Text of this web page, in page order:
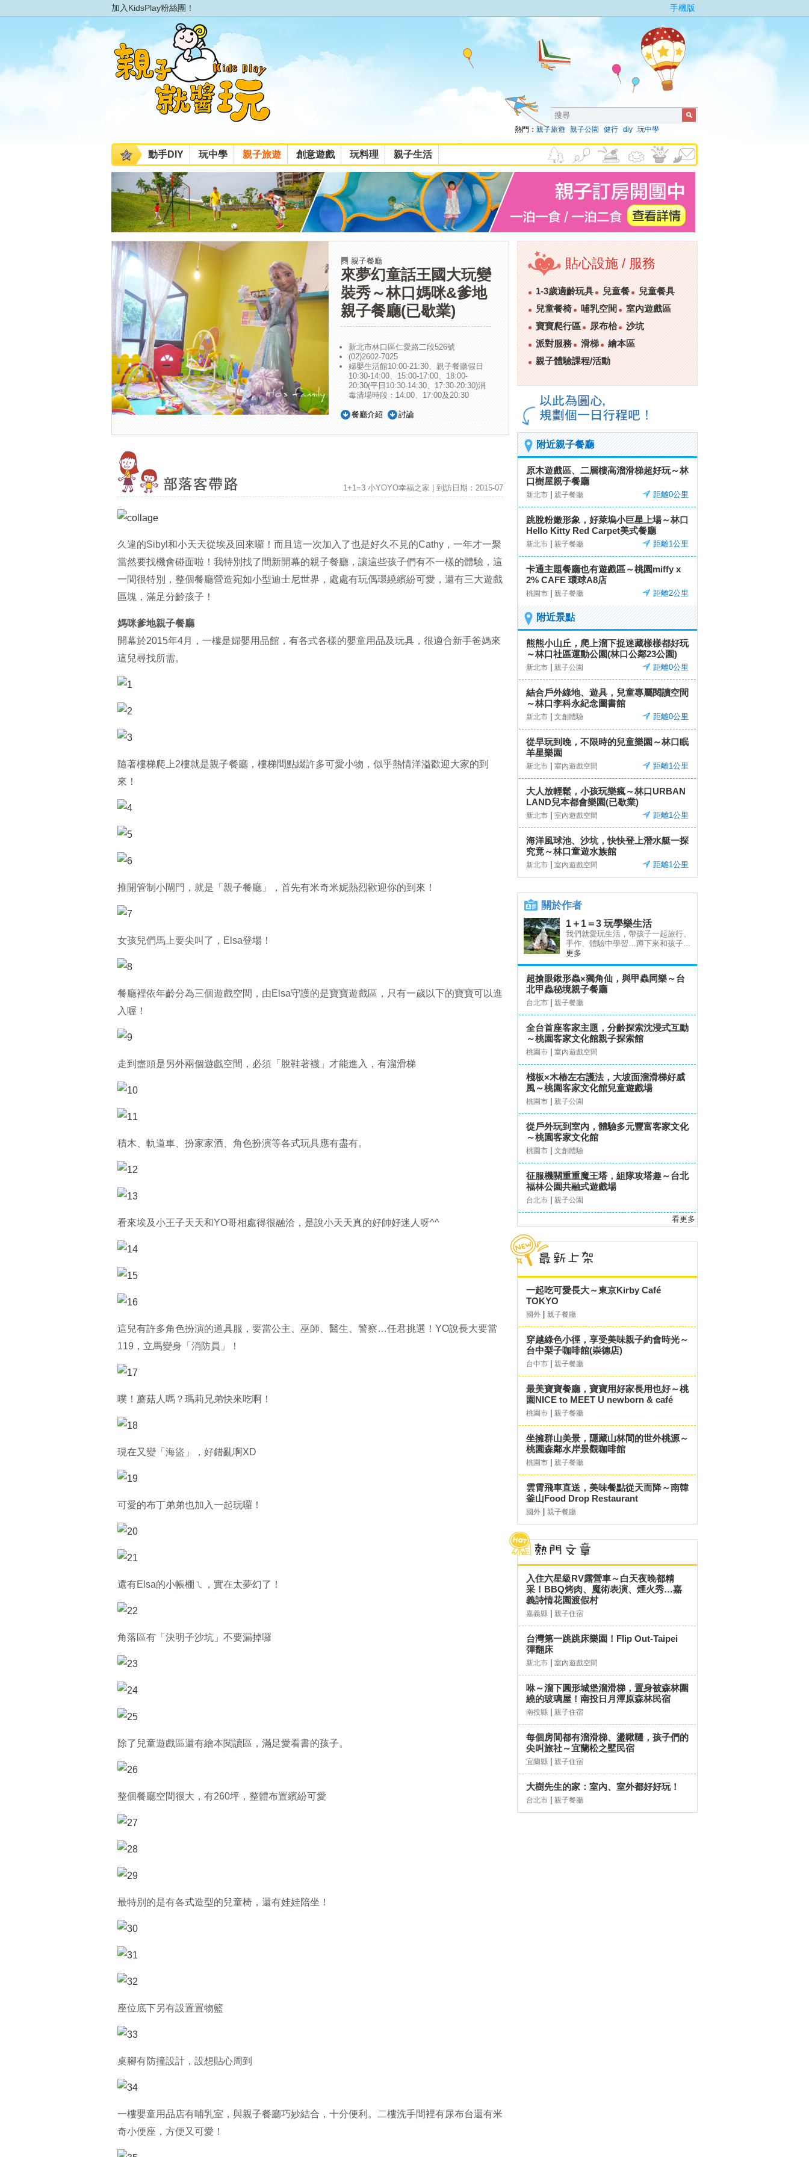
加入KidsPlay粉絲團！ 手機版
熱門： 親子旅遊 親子公園 健行 diy 玩中學
動手DIY 玩中學 親子旅遊 創意遊戲 玩料理 親子生活
親子餐廳
來夢幻童話王國大玩變
裝秀～林口媽咪&爹地
親子餐廳(已歇業)
新北市林口區仁愛路二段526號
(02)2602-7025
婦嬰生活館10:00-21:30、親子餐廳假日
10:30-14:00、15:00-17:00、18:00-
20:30(平日10:30-14:30、17:30-20:30)消
毒清場時段：14:00、17:00及20:30
餐廳介紹 討論
1+1=3 小YOYO幸福之家 | 到訪日期：2015-07
久違的Sibyl和小天天從埃及回來囉！而且這一次加入了也是好久不見的Cathy，一年才一聚
當然要找機會碰面啦！我特別找了間新開幕的親子餐廳，讓這些孩子們有不一樣的體驗，這
一間很特別，整個餐廳營造宛如小型迪士尼世界，處處有玩偶環繞繽紛可愛，還有三大遊戲
區塊，滿足分齡孩子！
媽咪爹地親子餐廳
開幕於2015年4月，一樓是婦嬰用品館，有各式各樣的嬰童用品及玩具，很適合新手爸媽來
這兒尋找所需。
隨著樓梯爬上2樓就是親子餐廳，樓梯間點綴許多可愛小物，似乎熱情洋溢歡迎大家的到
來！
推開管制小閘門，就是「親子餐廳」，首先有米奇米妮熱烈歡迎你的到來！
女孩兒們馬上要尖叫了，Elsa登場！
餐廳裡依年齡分為三個遊戲空間，由Elsa守護的是寶寶遊戲區，只有一歲以下的寶寶可以進
入喔！
走到盡頭是另外兩個遊戲空間，必須「脫鞋著襪」才能進入，有溜滑梯
積木、軌道車、扮家家酒、角色扮演等各式玩具應有盡有。
看來埃及小王子天天和YO哥相處得很融洽，是說小天天真的好帥好迷人呀^^
這兒有許多角色扮演的道具服，要當公主、巫師、醫生、警察…任君挑選！YO說長大要當
119，立馬變身「消防員」！
噗！蘑菇人嗎？瑪莉兄弟快來吃啊！
現在又變「海盜」，好錯亂啊XD
可愛的布丁弟弟也加入一起玩囉！
還有Elsa的小帳棚ㄟ，實在太夢幻了！
角落區有「決明子沙坑」不要漏掉囉
除了兒童遊戲區還有繪本閱讀區，滿足愛看書的孩子。
整個餐廳空間很大，有260坪，整體布置繽紛可愛
最特別的是有各式造型的兒童椅，還有娃娃陪坐！
座位底下另有設置置物籃
桌腳有防撞設計，設想貼心周到
一樓嬰童用品店有哺乳室，與親子餐廳巧妙結合，十分便利。二樓洗手間裡有尿布台還有米
奇小便座，方便又可愛！
貼心設施 / 服務
1-3歲適齡玩具 兒童餐
兒童餐具
兒童餐椅
哺乳空間
室內遊戲區
寶寶爬行區
尿布枱
沙坑
派對服務
滑梯
繪本區
親子體驗課程/活動
附近親子餐廳
原木遊戲區、二層樓高溜滑梯超好玩～林
口樹屋親子餐廳
新北市 親子餐廳 距離0公里
跳脫粉嫩形象，好萊塢小巨星上場～林口
Hello Kitty Red Carpet美式餐廳
新北市 親子餐廳 距離1公里
卡通主題餐廳也有遊戲區～桃園miffy x
2% CAFE 環球A8店
桃園市 親子餐廳 距離2公里
附近景點
熊熊小山丘，爬上溜下捉迷藏樣樣都好玩
～林口社區運動公園(林口公鄰23公園)
新北市 親子公園 距離0公里
結合戶外綠地、遊具，兒童專屬閱讀空間
～林口李科永紀念圖書館
新北市 文創體驗 距離0公里
從早玩到晚，不限時的兒童樂園～林口眠
羊星樂園
新北市 室內遊戲空間 距離1公里
大人放輕鬆，小孩玩樂瘋～林口URBAN
LAND兒本都會樂園(已歇業)
新北市 室內遊戲空間 距離1公里
海洋風球池、沙坑，快快登上潛水艇一探
究竟～林口童遊水族館
新北市 室內遊戲空間 距離1公里
關於作者
1＋1＝3 玩學樂生活
我們就愛玩生活，帶孩子一起旅行、
手作、體驗中學習…蹲下來和孩子...
更多
超搶眼鍬形蟲×獨角仙，與甲蟲同樂～台
北甲蟲秘境親子餐廳
台北市 親子餐廳
全台首座客家主題，分齡探索沈浸式互動
～桃園客家文化館親子探索館
桃園市 室內遊戲空間
棧板×木樁左右護法，大坡面溜滑梯好威
風～桃園客家文化館兒童遊戲場
桃園市 親子公園
從戶外玩到室內，體驗多元豐富客家文化
～桃園客家文化館
桃園市 文創體驗
征服機關重重魔王塔，組隊攻塔趣～台北
福林公園共融式遊戲場
台北市 親子公園
看更多
一起吃可愛長大～東京Kirby Café
TOKYO
國外 親子餐廳
穿越綠色小徑，享受美味親子約會時光～
台中梨子咖啡館(崇德店)
台中市 親子餐廳
最美寶寶餐廳，寶寶用好家長用也好～桃
園NICE to MEET U newborn & café
桃園市 親子餐廳
坐擁群山美景，隱藏山林間的世外桃源～
桃園森鄰水岸景觀咖啡館
桃園市 親子餐廳
雲霄飛車直送，美味餐點從天而降～南韓
釜山Food Drop Restaurant
國外 親子餐廳
入住六星級RV露營車～白天夜晚都精
采！BBQ烤肉、魔術表演、煙火秀…嘉
義詩情花園渡假村
嘉義縣 親子住宿
台灣第一跳跳床樂園！Flip Out-Taipei
彈翻床
新北市 室內遊戲空間
咻～溜下圓形城堡溜滑梯，置身被森林圍
繞的玻璃屋！南投日月潭原森林民宿
南投縣 親子住宿
每個房間都有溜滑梯、盪鞦韆，孩子們的
尖叫旅社～宜蘭松之墅民宿
宜蘭縣 親子住宿
大樹先生的家：室內、室外都好好玩！
台北市 親子餐廳